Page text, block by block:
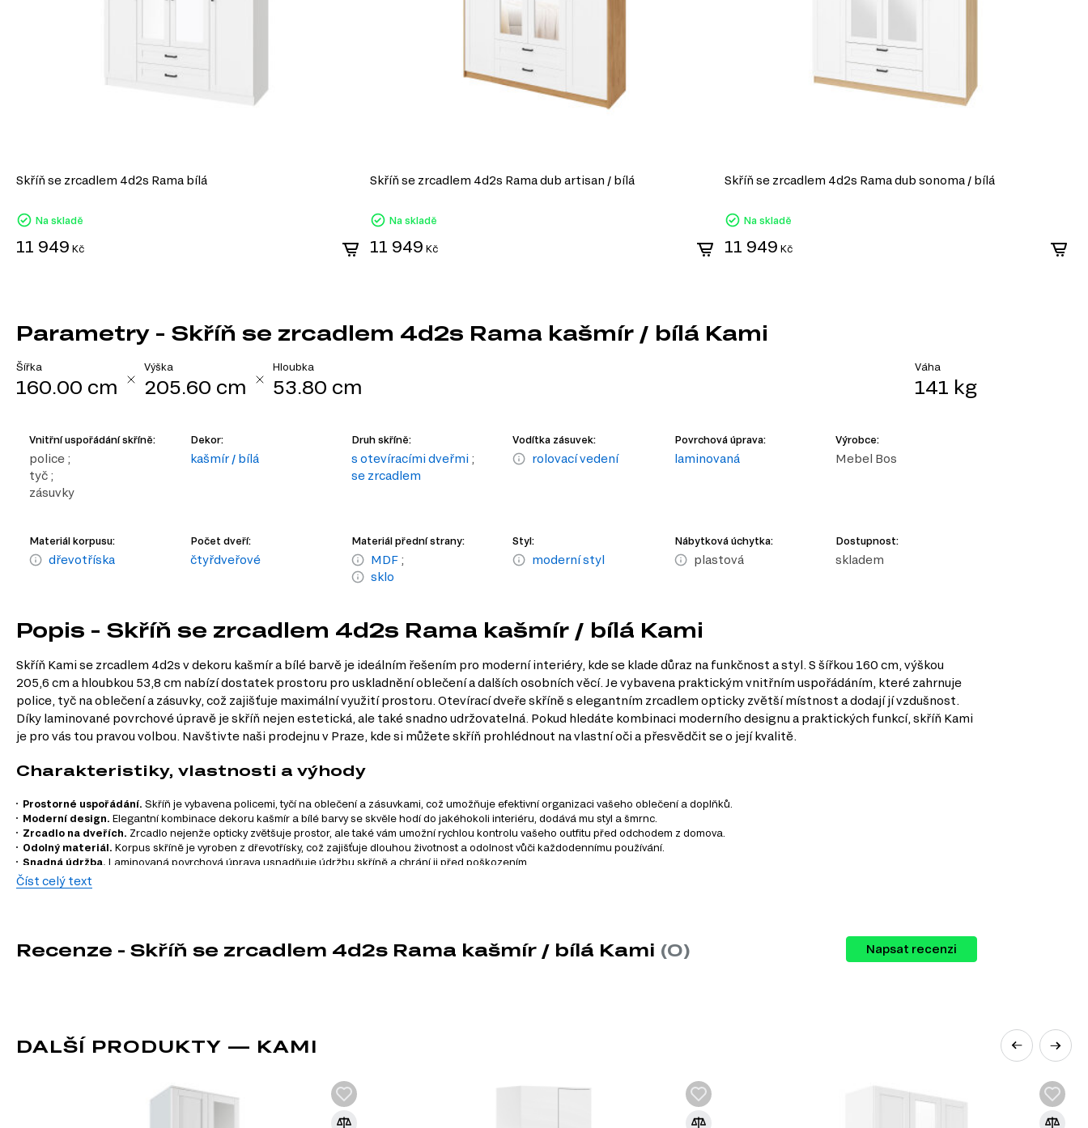
Skříň se zrcadlem 4d2s Rama bílá
Na skladě
11 949 Kč
Skříň se zrcadlem 4d2s Rama dub artisan / bílá
Na skladě
11 949 Kč
Skříň se zrcadlem 4d2s Rama dub sonoma / bílá
Na skladě
11 949 Kč
Parametry - Skříň se zrcadlem 4d2s Rama kašmír / bílá Kami
Šířka
160.00 cm
Výška
205.60 cm
Hloubka
53.80 cm
Váha
141 kg
Vnitřní uspořádání skříně:
police ;
tyč ;
zásuvky
Dekor:
kašmír / bílá
Druh skříně:
s otevíracími dveřmi ;
se zrcadlem
Vodítka zásuvek:
rolovací vedení
Povrchová úprava:
laminovaná
Výrobce:
Mebel Bos
Materiál korpusu:
dřevotříska
Počet dveří:
čtyřdveřové
Materiál přední strany:
MDF ;
sklo
Styl:
moderní styl
Nábytková úchytka:
plastová
Dostupnost:
skladem
Popis - Skříň se zrcadlem 4d2s Rama kašmír / bílá Kami
Skříň Kami se zrcadlem 4d2s v dekoru kašmír a bílé barvě je ideálním řešením pro moderní interiéry, kde se klade důraz na funkčnost a styl. S šířkou 160 cm, výškou
205,6 cm a hloubkou 53,8 cm nabízí dostatek prostoru pro uskladnění oblečení a dalších osobních věcí. Je vybavena praktickým vnitřním uspořádáním, které zahrnuje
police, tyč na oblečení a zásuvky, což zajišťuje maximální využití prostoru. Otevírací dveře skříně s elegantním zrcadlem opticky zvětší místnost a dodají jí vzdušnost.
Díky laminované povrchové úpravě je skříň nejen estetická, ale také snadno udržovatelná. Pokud hledáte kombinaci moderního designu a praktických funkcí, skříň Kami
je pro vás tou pravou volbou. Navštivte naši prodejnu v Praze, kde si můžete skříň prohlédnout na vlastní oči a přesvědčit se o její kvalitě.
Charakteristiky, vlastnosti a výhody
Prostorné uspořádání. Skříň je vybavena policemi, tyčí na oblečení a zásuvkami, což umožňuje efektivní organizaci vašeho oblečení a doplňků.
Moderní design. Elegantní kombinace dekoru kašmír a bílé barvy se skvěle hodí do jakéhokoli interiéru, dodává mu styl a šmrnc.
Zrcadlo na dveřích. Zrcadlo nejenže opticky zvětšuje prostor, ale také vám umožní rychlou kontrolu vašeho outfitu před odchodem z domova.
Odolný materiál. Korpus skříně je vyroben z dřevotřísky, což zajišťuje dlouhou životnost a odolnost vůči každodennímu používání.
Snadná údržba. Laminovaná povrchová úprava usnadňuje údržbu skříně a chrání ji před poškozením.
Praktická velikost.
Rolovací vedení zásuvek.
Tento produkt není součástí modulového systému. Pokud máte zájem o další produkty, které by mohly doplnit vaši domácnost, navštivte náš obchod Dubok.cz a
Kolejničkové vedení jsou speciální mechanismy, které zajišťují plynulý a spolehlivý
klouzání pohyblivých částí.
Číst celý text
Recenze - Skříň se zrcadlem 4d2s Rama kašmír / bílá Kami (0) Napsat recenzi
DALŠÍ PRODUKTY — KAMI